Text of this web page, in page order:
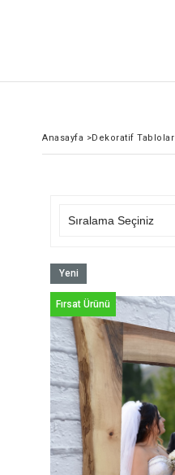
Anasayfa >Dekoratif Tablolar
Yeni
Ürün
Fırsat Ürünü